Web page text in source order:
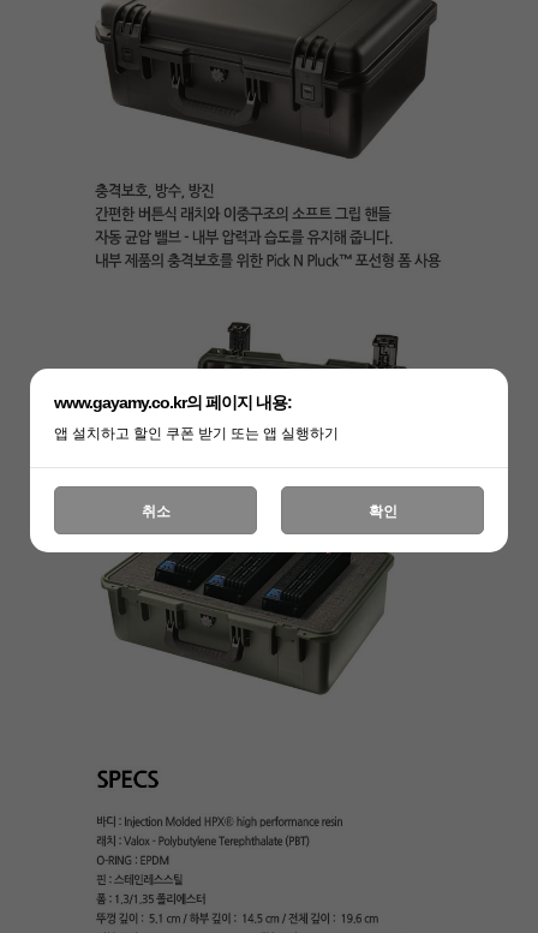
www.gayamy.co.kr의 페이지 내용:
앱 설치하고 할인 쿠폰 받기 또는 앱 실행하기
취소 확인